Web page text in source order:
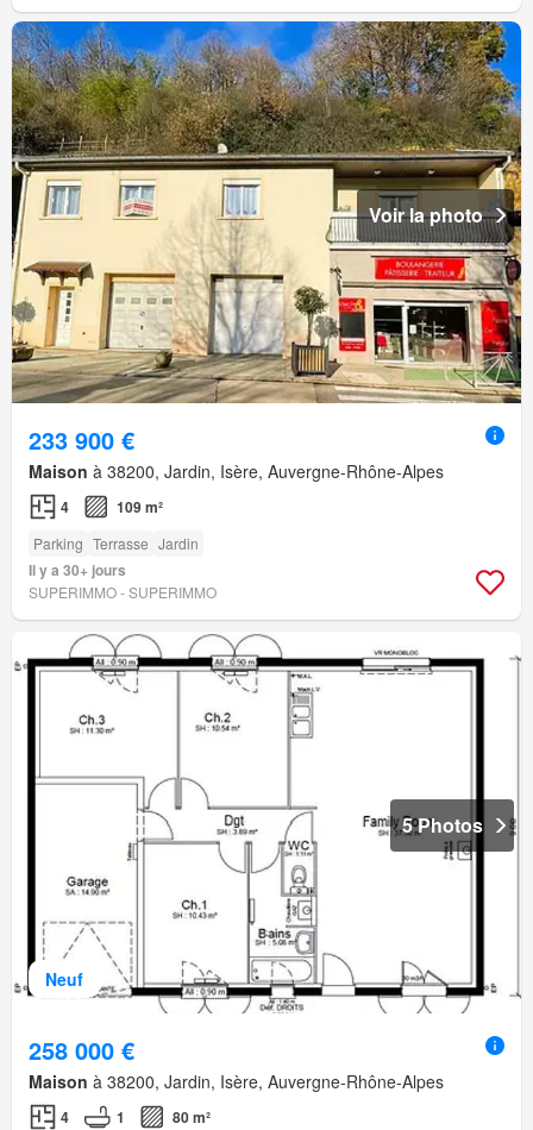
Voir la photo
233 900 €
Maison à 38200, Jardin, Isère, Auvergne-Rhône-Alpes
4 109 m²
Parking Terrasse Jardin
Il y a 30+ jours
SUPERIMMO - SUPERIMMO
Neuf
5 Photos
258 000 €
Maison à 38200, Jardin, Isère, Auvergne-Rhône-Alpes
4 1 80 m²